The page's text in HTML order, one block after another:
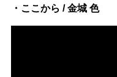
・ここから / 金城 色